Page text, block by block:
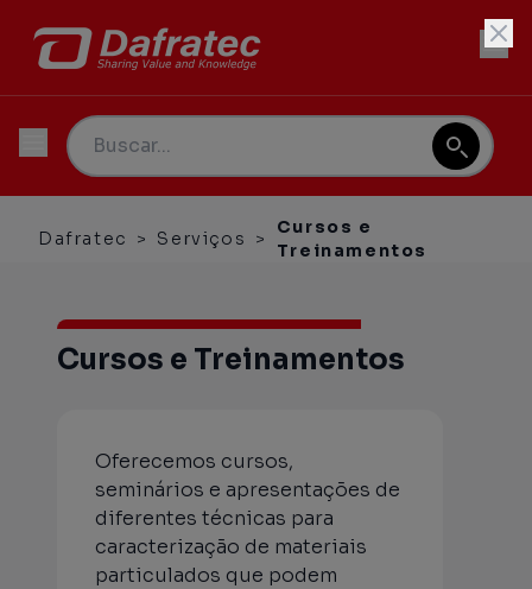
Dafratec > Serviços >
Cursos e
Treinamentos
Cursos e Treinamentos
Oferecemos cursos,
seminários e apresentações de
diferentes técnicas para
caracterização de materiais
particulados que podem